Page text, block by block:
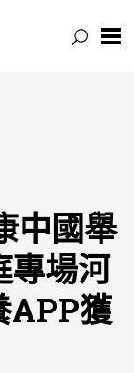
中國舉
專場河
APP獲